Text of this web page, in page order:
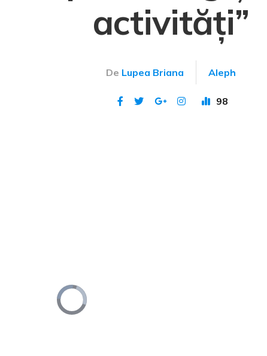
activități”
De Lupea Briana Aleph
98
Video
Player
is
loading.